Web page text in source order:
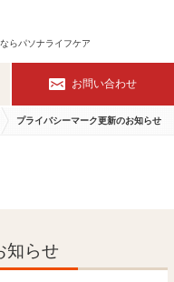
らパソナライフケア
お問い合わせ
プライバシーマーク更新のお知らせ
知らせ